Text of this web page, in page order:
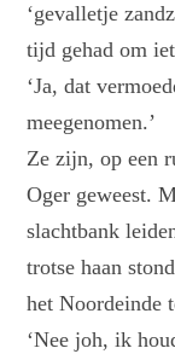
‘gevalletje
tijd gehad om
‘Ja, dat
meegenomen.’
Ze zijn, op een
Oger geweest.
slachtbank
trotse haan
het Noordeinde
‘Nee joh, ik